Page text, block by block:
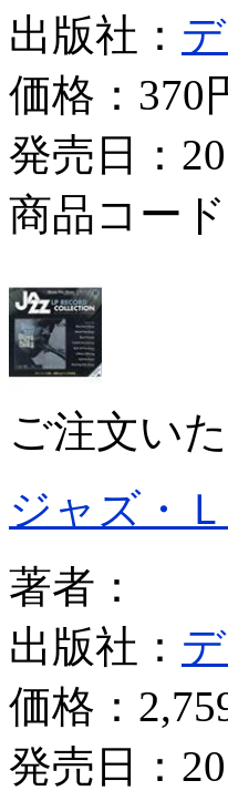
出版社：
価格： 370
発売日：
商品コー
ご注文い
ジャズ・
著者：
出版社：
価格：
発売日：